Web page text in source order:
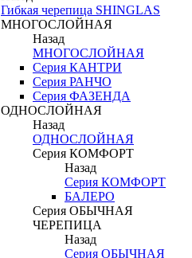
Гибкая черепица SHINGLAS
МНОГОСЛОЙНАЯ
Назад
МНОГОСЛОЙНАЯ
Серия КАНТРИ
Серия РАНЧО
Серия ФАЗЕНДА
ОДНОСЛОЙНАЯ
Назад
ОДНОСЛОЙНАЯ
Серия КОМФОРТ
Назад
Серия КОМФОРТ
БАЛЕРО
Серия ОБЫЧНАЯ
ЧЕРЕПИЦА
Назад
Серия ОБЫЧНАЯ